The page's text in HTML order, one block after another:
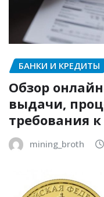
БАНКИ И КРЕДИТЫ
Обзор
выдачи,
требования
mining_broth